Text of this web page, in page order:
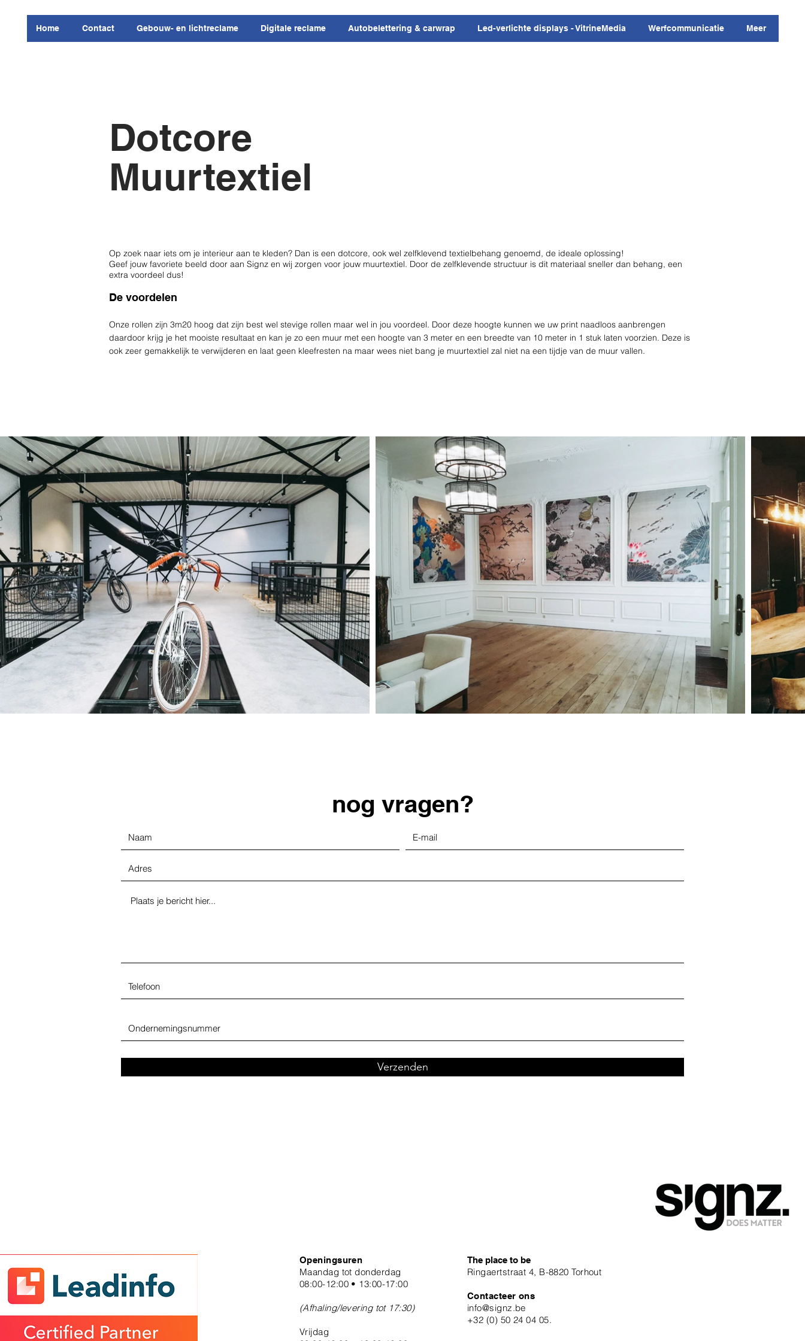
Home Contact Gebouw- en lichtreclame Digitale reclame Autobelettering & carwrap Led-verlichte displays - VitrineMedia Werfcommunicatie Meer
Dotcore
Muurtextiel
Op zoek naar iets om je interieur aan te kleden? Dan is een dotcore, ook wel zelfklevend textielbehang genoemd, de ideale oplossing!
Geef jouw favoriete beeld door aan Signz en wij zorgen voor jouw muurtextiel. Door de zelfklevende structuur is dit materiaal sneller dan behang, een
extra voordeel dus!
De voordelen
Onze rollen zijn 3m20 hoog dat zijn best wel stevige rollen maar wel in jou voordeel. Door deze hoogte kunnen we uw print naadloos aanbrengen
daardoor krijg je het mooiste resultaat en kan je zo een muur met een hoogte van 3 meter en een breedte van 10 meter in 1 stuk laten voorzien. Deze is
ook zeer gemakkelijk te verwijderen en laat geen kleefresten na maar wees niet bang je muurtextiel zal niet na een tijdje van de muur vallen.
nog vragen?
Verzenden
The place to be
Ringaertstraat 4, B-8820 Torhout
Contacteer ons
info@signz.be
+32 (0) 50 24 04 05.
Openingsuren
Maandag tot donderdag
08:00-12:00 • 13:00-17:00
(Afhaling/levering tot 17:30)
Vrijdag